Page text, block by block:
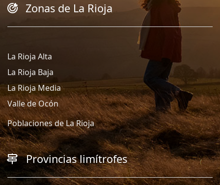
Zonas de La Rioja
La Rioja Alta
La Rioja Baja
La Rioja Media
Valle de Ocón
Poblaciones de La Rioja
Provincias limítrofes